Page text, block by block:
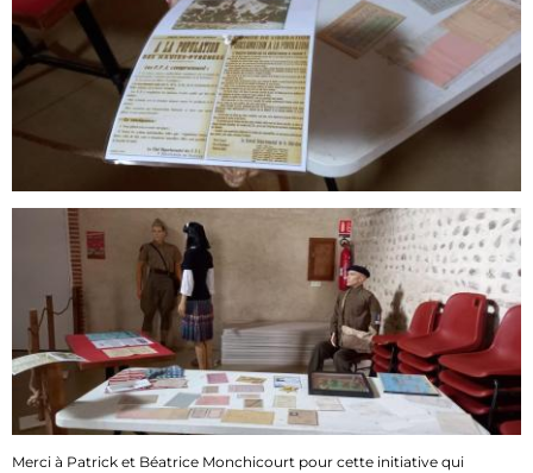
Merci à Patrick et Béatrice Monchicourt pour cette initiative qui